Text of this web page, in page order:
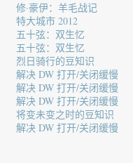
修·豪伊：羊毛战记
特大城市 2012
五十弦：双生忆
五十弦：双生忆
烈日骑行的豆知识
解决 DW 打开/关闭缓慢
解决 DW 打开/关闭缓慢
解决 DW 打开/关闭缓慢
将变未变之时的豆知识
解决 DW 打开/关闭缓慢